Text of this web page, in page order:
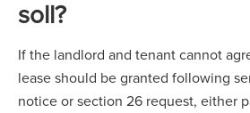
soll?
If the landlord and tenant cannot
lease should be granted following
notice or section 26 request, either